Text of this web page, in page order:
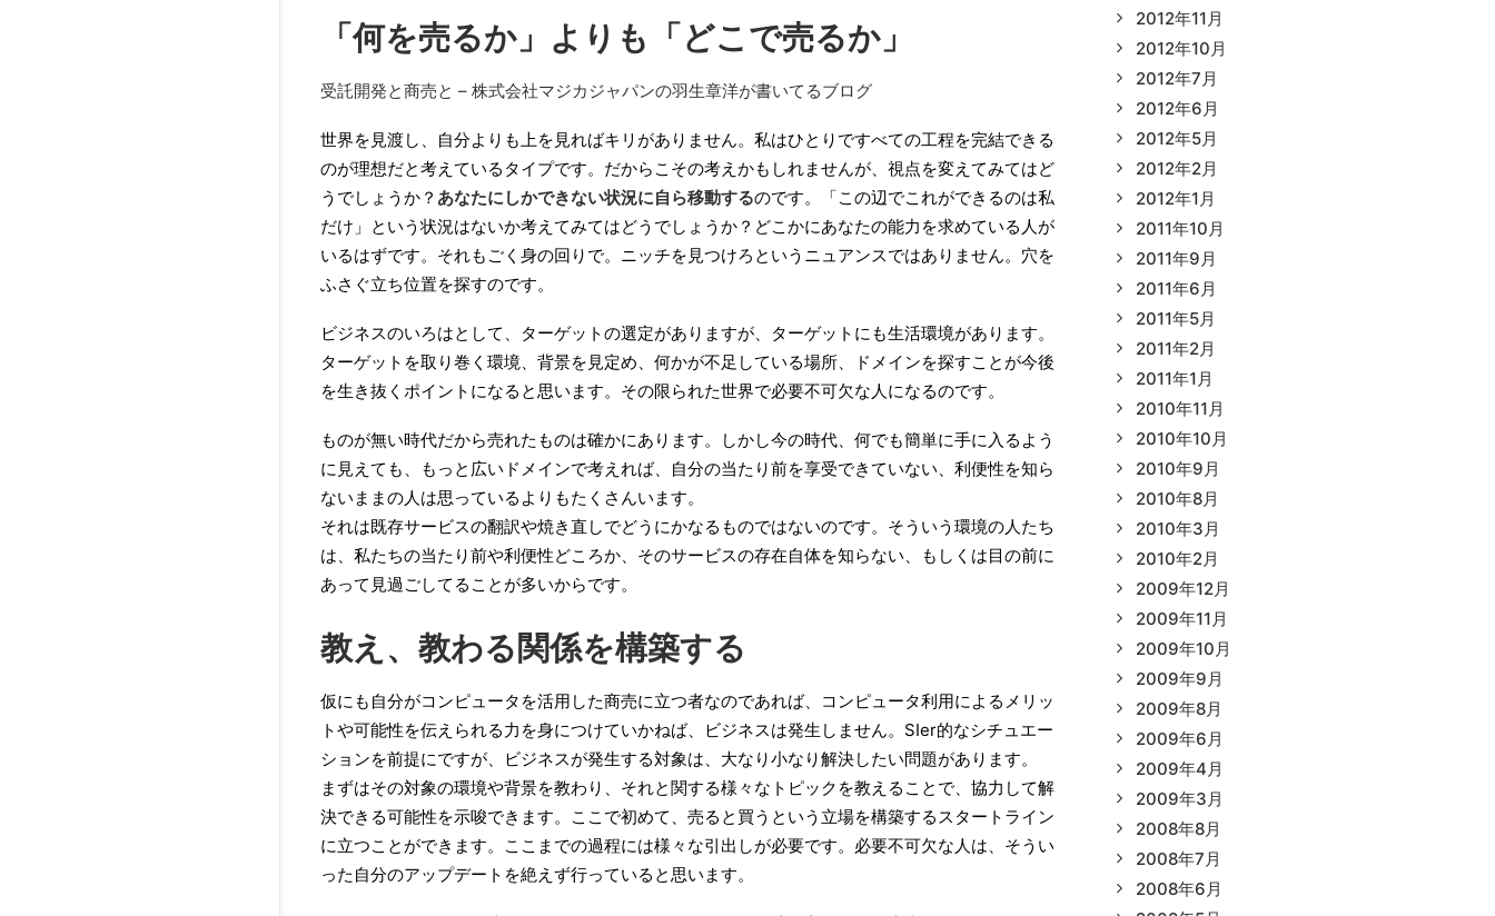
「何を売るか」よりも「どこで売るか」
受託開発と商売と – 株式会社マジカジャパンの羽生章洋が書いてるブログ
世界を見渡し、自分よりも上を見ればキリがありません。私はひとりですべての工程を完結できる
のが理想だと考えているタイプです。だからこその考えかもしれませんが、視点を変えてみてはど
うでしょうか？ あなたにしかできない状況に自ら移動するのです。「この辺でこれができるのは私
だけ」という状況はないか考えてみてはどうでしょうか？どこかにあなたの能力を求めている人が
いるはずです。それもごく身の回りで。ニッチを見つけろというニュアンスではありません。穴を
ふさぐ立ち位置を探すのです。
ビジネスのいろはとして、ターゲットの選定がありますが、ターゲットにも生活環境があります。
ターゲットを取り巻く環境、背景を見定め、何かが不足している場所、ドメインを探すことが今後
を生き抜くポイントになると思います。その限られた世界で必要不可欠な人になるのです。
ものが無い時代だから売れたものは確かにあります。しかし今の時代、何でも簡単に手に入るよう
に見えても、もっと広いドメインで考えれば、自分の当たり前を享受できていない、利便性を知ら
ないままの人は思っているよりもたくさんいます。
それは既存サービスの翻訳や焼き直しでどうにかなるものではないのです。そういう環境の人たち
は、私たちの当たり前や利便性どころか、そのサービスの存在自体を知らない、もしくは目の前に
あって見過ごしてることが多いからです。
教え、教わる関係を構築する
仮にも自分がコンピュータを活用した商売に立つ者なのであれば、コンピュータ利用によるメリッ
トや可能性を伝えられる力を身につけていかねば、ビジネスは発生しません。SIer的なシチュエー
ションを前提にですが、ビジネスが発生する対象は、大なり小なり解決したい問題があります。
まずはその対象の環境や背景を教わり、それと関する様々なトピックを教えることで、協力して解
決できる可能性を示唆できます。ここで初めて、売ると買うという立場を構築するスタートライン
に立つことができます。ここまでの過程には様々な引出しが必要です。必要不可欠な人は、そうい
った自分のアップデートを絶えず行っていると思います。
2012年11月
2012年10月
2012年7月
2012年6月
2012年5月
2012年2月
2012年1月
2011年10月
2011年9月
2011年6月
2011年5月
2011年2月
2011年1月
2010年11月
2010年10月
2010年9月
2010年8月
2010年3月
2010年2月
2009年12月
2009年11月
2009年10月
2009年9月
2009年8月
2009年6月
2009年4月
2009年3月
2008年8月
2008年7月
2008年6月